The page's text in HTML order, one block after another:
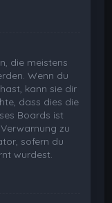
die meistens
Wenn du
kann sie dir
dass dies die
Boards ist
zu
sofern du
wurdest.